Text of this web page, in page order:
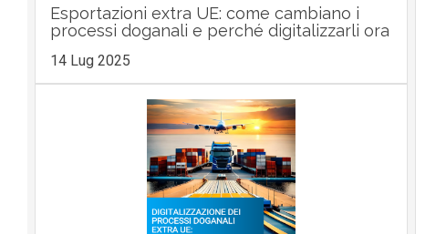
Esportazioni extra UE: come cambiano i
processi doganali e perché digitalizzarli ora
14 Lug 2025